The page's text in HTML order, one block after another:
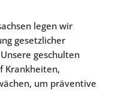
legen wir
gesetzlicher
geschulten
Krankheiten,
um präventive